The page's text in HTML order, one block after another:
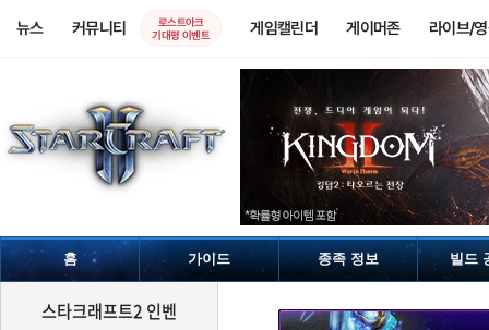
뉴스 커뮤니티
로스트아크
기대평 이벤트
게임캘린더 게이머존 라이브/
홈 가이드 종족 정보 빌드
스타크래프트2 인벤